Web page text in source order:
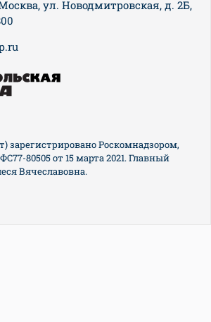
Москва, ул. Новодмитровская, д. 2Б,
зарегистрировано Роскомнадзором,
80505 от 15 марта 2021. Главный
Вячеславовна.